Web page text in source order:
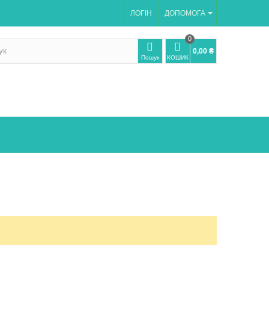
ДОПОМОГА
ЛОГІН
Пошук КОШИК
0
0,00 ₴